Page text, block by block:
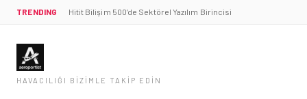
TRENDING Hitit Bilişim 500’de Sektörel Yazılım Birincisi
HAVACILIĞI BIZIMLE TAKIP EDIN